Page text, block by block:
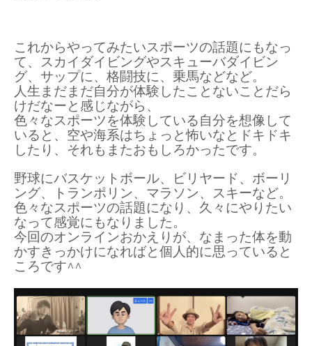
これからやってみたいスポーツの話題にもなっ
て、スカイダイビングやスキューバダイビン
グ、サップに、格闘技に、乗馬などなど。
人生まだまだ自分が体験したことないことだら
けだなーと感じながら、
色々なスポーツを体験している自分を想像して
いると、空や海系はちょっと怖いなとドキドキ
したり、それもまたおもしろかったです。
野球にバスケットボール、ビリヤード、ボーリ
ング、トランポリン、マラソン、スキーなど。
色々なスポーツの話題になり、久々にやりたい
なって感覚にもなりました。
今回のオンラインおかえりが、なまった体を動
かすきっかけになればと個人的に思っていると
ころです^^